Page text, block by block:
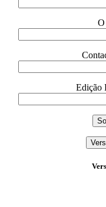
O
Edição